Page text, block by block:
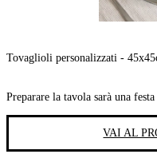
Tovaglioli personalizzati -
Preparare la tavola sarà una
VAI AL